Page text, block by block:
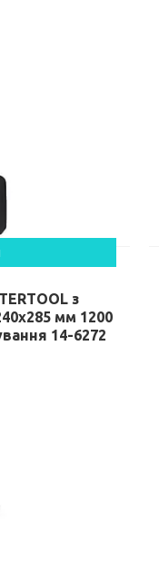
з
мм 1200
14-6272